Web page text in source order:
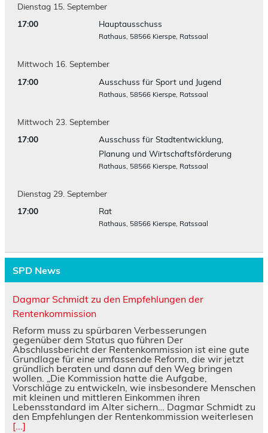
Dienstag 15. September
17:00
Hauptausschuss
Rathaus, 58566 Kierspe, Ratssaal
Mittwoch 16. September
17:00
Ausschuss für Sport und Jugend
Rathaus, 58566 Kierspe, Ratssaal
Mittwoch 23. September
17:00
Ausschuss für Stadtentwicklung,
Planung und Wirtschaftsförderung
Rathaus, 58566 Kierspe, Ratssaal
Dienstag 29. September
17:00
Rat
Rathaus, 58566 Kierspe, Ratssaal
SPD News
Dagmar Schmidt zu den Empfehlungen der
Rentenkommission
Reform muss zu spürbaren Verbesserungen
gegenüber dem Status quo führen Der
Abschlussbericht der Rentenkommission ist eine gute
Grundlage für eine umfassende Reform, die wir jetzt
gründlich beraten und dann auf den Weg bringen
wollen. „Die Kommission hatte die Aufgabe,
Vorschläge zu entwickeln, wie insbesondere Menschen
mit kleinen und mittleren Einkommen ihren
Lebensstandard im Alter sichern… Dagmar Schmidt zu
den Empfehlungen der Rentenkommission weiterlesen
[...]